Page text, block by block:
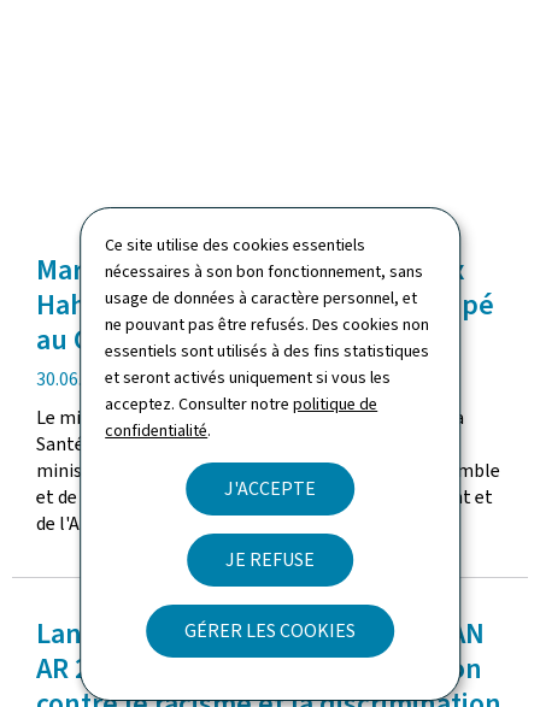
Ce site utilise des cookies essentiels
nécessaires à son bon fonctionnement, sans
usage de données à caractère personnel, et
ne pouvant pas être refusés. Des cookies non
essentiels sont utilisés à des fins statistiques
et seront activés uniquement si vous les
acceptez. Consulter notrepolitique de
confidentialité.
J'ACCEPTE
JE REFUSE
GÉRER LES COOKIES
Marc Spautz, Martine Deprez, Max
Hahn et Claude Meisch ont participé
au Conseil EPSCO à Luxembourg
date
de
publication
30.06.2026
Le ministre du Travail, Marc Spautz, la ministre de la
Santé et de la Sécurité sociale, Martine Deprez, le
ministre de la Famille, des Solidarités, du Vivre ensemble
et de l'Accueil, Max Hahn, et le ministre du Logement et
de l'Aménagement...
Lancement de l'appel à projets PAN
AR 2026: "Actions de sensibilisation